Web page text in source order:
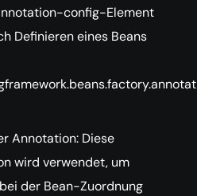
config-Element
Definieren eines Beans
Annotation: Diese
wird verwendet, um
der Bean-Zuordnung